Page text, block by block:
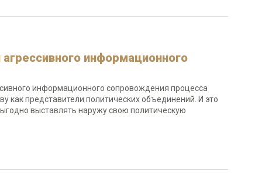
информационного
информационного сопровождения процесса
как представители политических объединений. И это
выставлять наружу свою политическую